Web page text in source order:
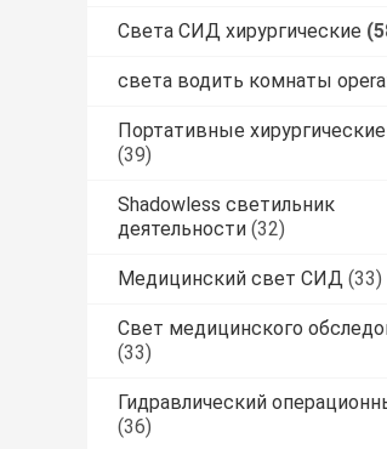
Света СИД хирургические
света водить комнаты
Портативные
(39)
Shadowless светильник
деятельности (32)
Медицинский свет СИД (33)
Свет медицинского
(33)
Гидравлический
(36)